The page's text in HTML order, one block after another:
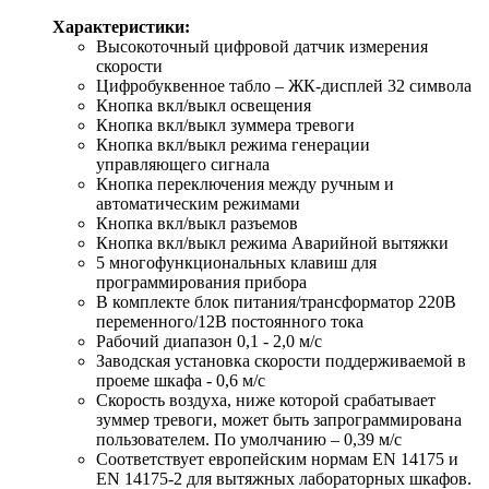
Характеристики:
Высокоточный цифровой датчик измерения
скорости
Цифробуквенное табло – ЖК-дисплей 32 символа
Кнопка вкл/выкл освещения
Кнопка вкл/выкл зуммера тревоги
Кнопка вкл/выкл режима генерации
управляющего сигнала
Кнопка переключения между ручным и
автоматическим режимами
Кнопка вкл/выкл разъемов
Кнопка вкл/выкл режима Аварийной вытяжки
5 многофункциональных клавиш для
программирования прибора
В комплекте блок питания/трансформатор 220В
переменного/12В постоянного тока
Рабочий диапазон 0,1 - 2,0 м/с
Заводская установка скорости поддерживаемой в
проеме шкафа - 0,6 м/с
Скорость воздуха, ниже которой срабатывает
зуммер тревоги, может быть запрограммирована
пользователем. По умолчанию – 0,39 м/с
Соответствует европейским нормам EN 14175 и
EN 14175-2 для вытяжных лабораторных шкафов.